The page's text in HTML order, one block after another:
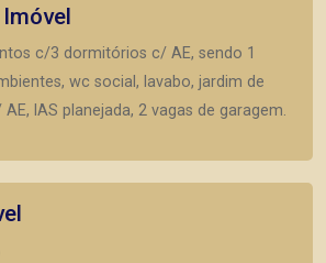
c/3 dormitórios c/ AE, sendo 1
wc social, lavabo, jardim de
lAS planejada, 2 vagas de garagem.